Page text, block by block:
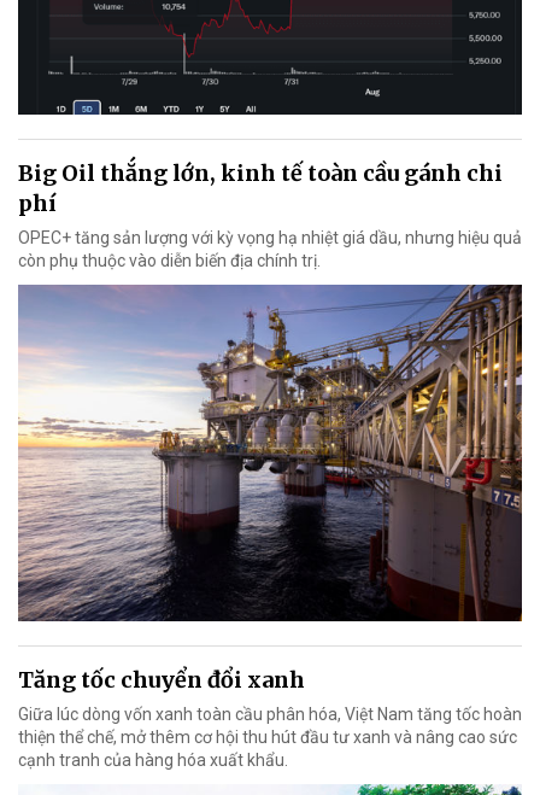
Big Oil thắng lớn, kinh tế toàn cầu gánh chi
phí
OPEC+ tăng sản lượng với kỳ vọng hạ nhiệt giá dầu, nhưng hiệu quả
còn phụ thuộc vào diễn biến địa chính trị.
Tăng tốc chuyển đổi xanh
Giữa lúc dòng vốn xanh toàn cầu phân hóa, Việt Nam tăng tốc hoàn
thiện thể chế, mở thêm cơ hội thu hút đầu tư xanh và nâng cao sức
cạnh tranh của hàng hóa xuất khẩu.